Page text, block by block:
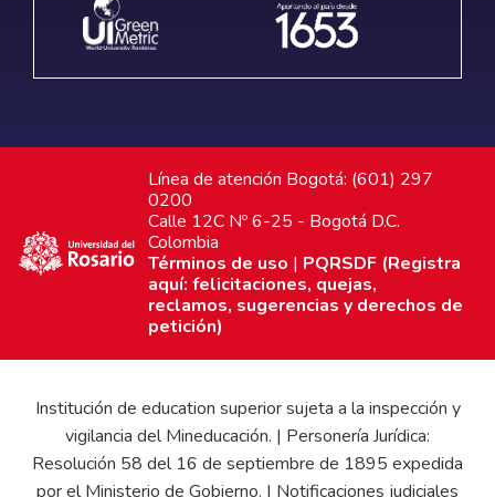
Línea de atención Bogotá: (601) 297
0200
Calle 12C Nº 6-25 - Bogotá D.C.
Colombia
Términos de uso | PQRSDF (Registra
aquí: felicitaciones, quejas,
reclamos, sugerencias y derechos de
petición)
Institución de education superior sujeta a la inspección y
vigilancia del Mineducación. | Personería Jurídica:
Resolución 58 del 16 de septiembre de 1895 expedida
por el Ministerio de Gobierno. | Notificaciones judiciales